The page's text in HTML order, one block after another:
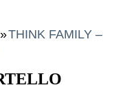
THINK FAMILY –